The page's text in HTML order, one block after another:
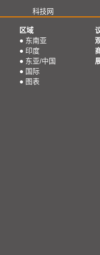
科技网
区域
● 东南亚
● 印度
● 东亚/中国
● 国际
● 图表